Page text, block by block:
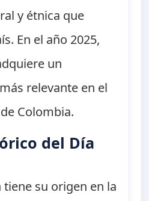
y étnica que
En el año 2025,
un
relevante en el
Colombia.
del Día
tiene su origen en la